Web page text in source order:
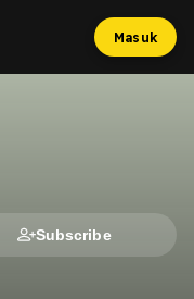
Masuk
Subscribe